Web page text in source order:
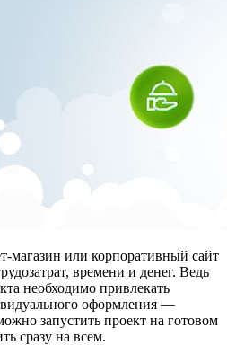
магазин или корпоративный сайт
времени и денег. Ведь
необходимо привлекать
оформления —
запустить проект на готовом
сразу на всем.